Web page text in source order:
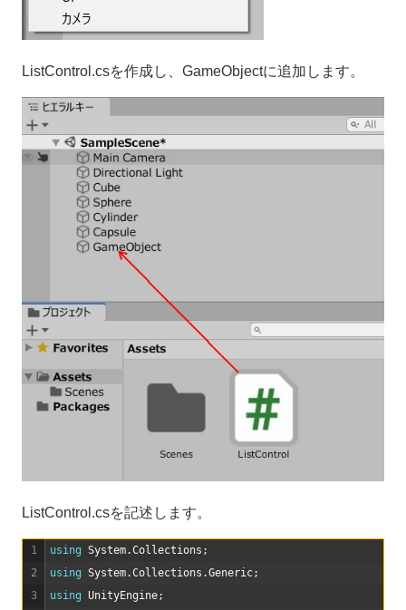
ListControl.csを作成し、GameObjectに追加します。
ListControl.csを記述します。
1
2
3
using System.Collections ;
using System.Collections .Generic;
using UnityEngine;